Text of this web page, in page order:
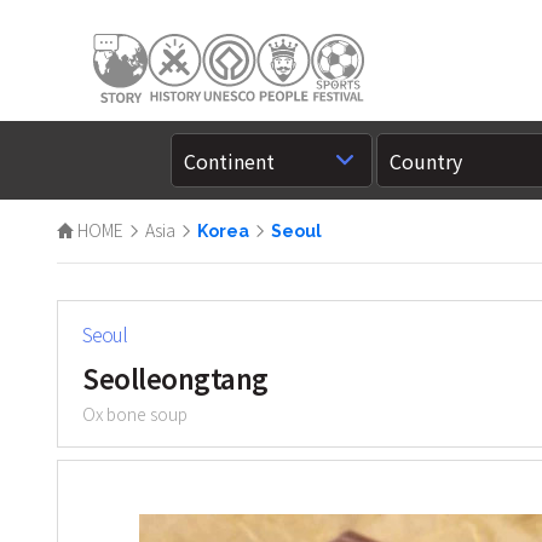
HOME Asia Korea Seoul
Seoul
Seolleongtang
Ox bone soup